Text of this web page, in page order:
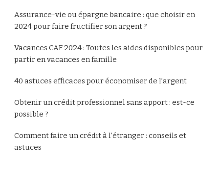
Assurance-vie ou épargne bancaire : que choisir en
2024 pour faire fructifier son argent ?
Vacances CAF 2024 : Toutes les aides disponibles pour
partir en vacances en famille
40 astuces efficaces pour économiser de l’argent
Obtenir un crédit professionnel sans apport : est-ce
possible ?
Comment faire un crédit à l’étranger : conseils et
astuces